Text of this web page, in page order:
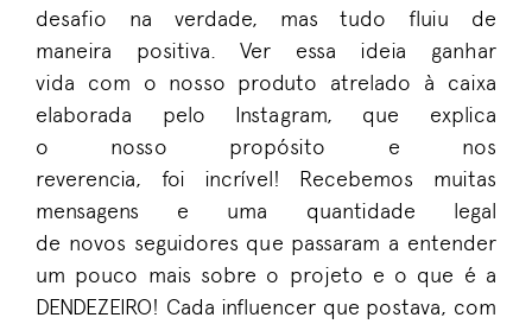
desafio na verdade, mas tudo fluiu de
maneira positiva Ver
essa ideia ganhar
vida com o nosso produto atrelado à caixa
elaborada pelo Instagram, que explica
o nosso propósito e nos
reverencia, foi incrível! Recebemos muitas
mensagens e
uma quantidade legal
de novos seguidores que passaram a entender
um pouco mais sobre o projeto e o que é a
DENDEZEIRO! Cada influencer que postava, com